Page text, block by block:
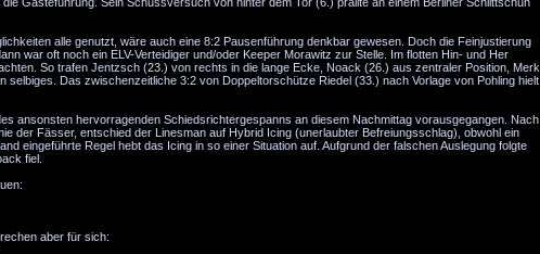
alle genutzt, wäre auch eine 8:2 Pausenführung denkbar gewesen. Doch die Feinjustierung
war oft noch ein ELV-Verteidiger und/oder Keeper Morawitz zur Stelle. Im flotten Hin- und Her
So trafen Jentzsch (23.) von rechts in die lange Ecke, Noack (26.) aus zentraler Position, Merk
Das zwischenzeitliche 3:2 von Doppeltorschütze Riedel (33.) nach Vorlage von Pohling hielt
ansonsten hervorragenden Schiedsrichtergespanns an diesem Nachmittag vorausgegangen. Nach
der Fässer, entschied der Linesman auf Hybrid Icing (unerlaubter Befreiungsschlag), obwohl ein
eingeführte Regel hebt das Icing in so einer Situation auf. Aufgrund der falschen Auslegung folgte
fiel.
aber für sich: